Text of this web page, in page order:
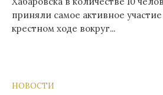
приняли самое активное
крестном ходе вокруг...
НОВОСТИ